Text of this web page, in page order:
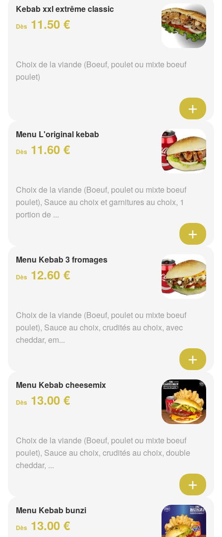
Kebab xxl extrême classic
Dès 11.50 €
Choix de la viande (Boeuf, poulet ou mixte boeuf
poulet)
Menu L'original kebab
Dès 11.60 €
Choix de la viande (Boeuf, poulet ou mixte boeuf
poulet), Sauce au choix et garnitures au choix, 1
portion de ...
Menu Kebab 3 fromages
Dès 12.60 €
Choix de la viande (Boeuf, poulet ou mixte boeuf
poulet), Sauce au choix, crudités au choix, avec
cheddar, em...
Menu Kebab cheesemix
Dès 13.00 €
Choix de la viande (Boeuf, poulet ou mixte boeuf
poulet), Sauce au choix, crudités au choix, double
cheddar, ...
Menu Kebab bunzi
Dès 13.00 €